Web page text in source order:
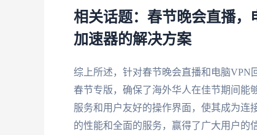
相关话题：春节晚会直播，
加速器的解决方案
综上所述，针对春节晚会直播和电脑VPN
春节专版，确保了海外华人在佳节期间能
服务和用户友好的操作界面，使其成为连
的性能和全面的服务，赢得了广大用户的